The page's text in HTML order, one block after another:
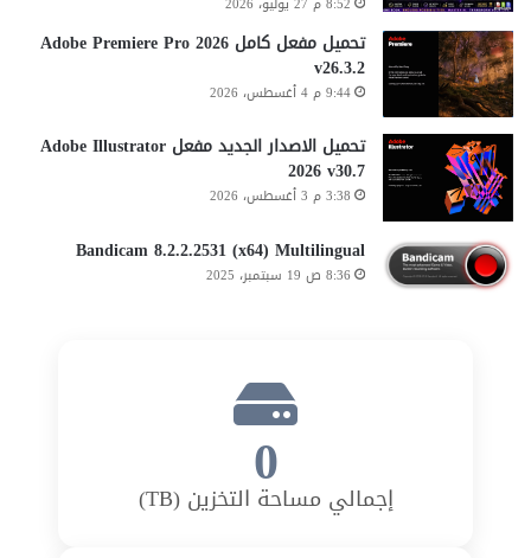
تحميل مفعل كامل Adobe Premiere Pro 2026
v26.3.2
9:44 م 4 أغسطس، 2026
تحميل الاصدار الجديد مفعل Adobe Illustrator
2026 v30.7
3:38 م 3 أغسطس، 2026
Bandicam 8.2.2.2531 (x64) Multilingual
8:36 ص 19 سبتمبر، 2025
0
إجمالي مساحة التخزين (TB)